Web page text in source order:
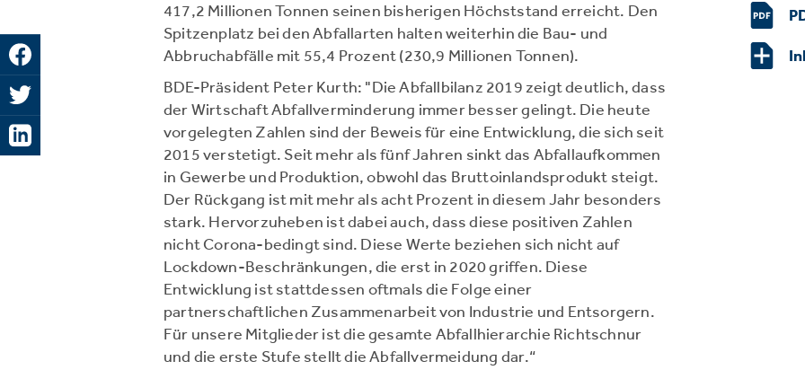
417,2 Millionen Tonnen seinen bisherigen Höchststand erreicht. Den
Spitzenplatz bei den Abfallarten halten weiterhin die Bau- und
Abbruchabfälle mit 55,4 Prozent (230,9 Millionen Tonnen).
BDE-Präsident Peter Kurth: "Die Abfallbilanz 2019 zeigt deutlich, dass
der Wirtschaft Abfallverminderung immer besser gelingt. Die heute
vorgelegten Zahlen sind der Beweis für eine Entwicklung, die sich seit
2015 verstetigt. Seit mehr als fünf Jahren sinkt das Abfallaufkommen
in Gewerbe und Produktion, obwohl das Bruttoinlandsprodukt steigt.
Der Rückgang ist mit mehr als acht Prozent in diesem Jahr besonders
stark. Hervorzuheben ist dabei auch, dass diese positiven Zahlen
nicht Corona-bedingt sind. Diese Werte beziehen sich nicht auf
Lockdown-Beschränkungen, die erst in 2020 griffen. Diese
Entwicklung ist stattdessen oftmals die Folge einer
partnerschaftlichen Zusammenarbeit von Industrie und Entsorgern.
Für unsere Mitglieder ist die gesamte Abfallhierarchie Richtschnur
und die erste Stufe stellt die Abfallvermeidung dar.“